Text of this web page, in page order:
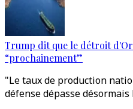
Trump dit que le détroit
“prochainement”
"Le taux de production
défense dépasse désormais